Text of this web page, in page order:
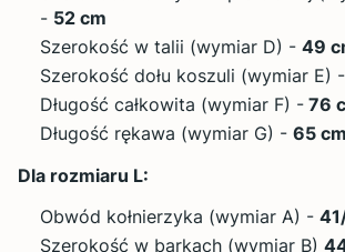
- 52 cm
Szerokość w talii (wymiar D) - 49
Szerokość dołu koszuli (wymiar E) -
Długość całkowita (wymiar F) - 76
Długość rękawa (wymiar G) - 65 cm
Dla rozmiaru L:
Obwód kołnierzyka (wymiar A) - 41
Szerokość w barkach (wymiar B)